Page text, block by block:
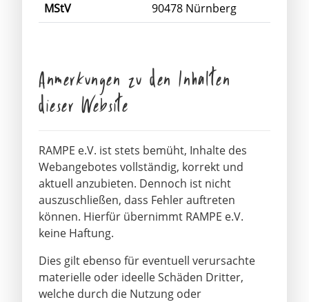
MStV
90478 Nürnberg
Anmerkungen zu den Inhalten
dieser Website
RAMPE e.V. ist stets bemüht, Inhalte des
Webangebotes vollständig, korrekt und
aktuell anzubieten. Dennoch ist nicht
auszuschließen, dass Fehler auftreten
können. Hierfür übernimmt RAMPE e.V.
keine Haftung.
Dies gilt ebenso für eventuell verursachte
materielle oder ideelle Schäden Dritter,
welche durch die Nutzung oder